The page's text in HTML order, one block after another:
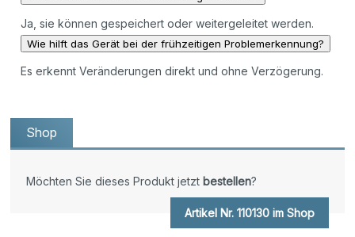
Ja, sie können gespeichert oder weitergeleitet werden.
Wie hilft das Gerät bei der frühzeitigen Problemerkennung?
Es erkennt Veränderungen direkt und ohne Verzögerung.
Shop
Möchten Sie dieses Produkt jetzt bestellen?
Artikel Nr. 110130 im Shop